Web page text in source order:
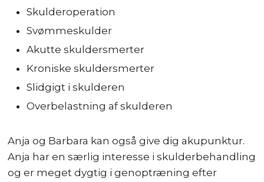
Skulderoperation
Svømmeskulder
Akutte skuldersmerter
Kroniske skuldersmerter
Slidgigt i skulderen
Overbelastning af skulderen
Anja og Barbara kan også give dig akupunktur.
Anja har en særlig interesse i skulderbehandling
og er meget dygtig i genoptræning efter